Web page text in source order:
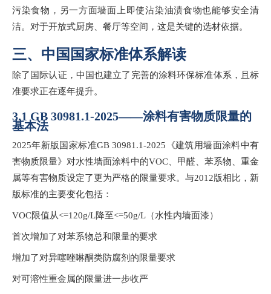
污染食物，另一方面墙面上即使沾染油渍食物也能够安全清
洁。对于开放式厨房、餐厅等空间，这是关键的选材依据。
三、中国国家标准体系解读
除了国际认证，中国也建立了完善的涂料环保标准体系，且标
准要求正在逐年提升。
3.1 GB 30981.1-2025——涂料有害物质限量的
基本法
2025年新版国家标准GB 30981.1-2025《建筑用墙面涂料中有
害物质限量》对水性墙面涂料中的VOC、甲醛、苯系物、重金
属等有害物质设定了更为严格的限量要求。与2012版相比，新
版标准的主要变化包括：
VOC限值从<=120g/L降至<=50g/L（水性内墙面漆）
首次增加了对苯系物总和限量的要求
增加了对异噻唑啉酮类防腐剂的限量要求
对可溶性重金属的限量进一步收严